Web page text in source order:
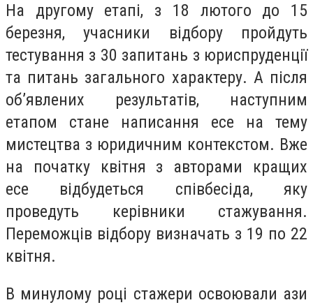
На другому етапі, з 18 лютого до 15
березня, учасники відбору пройдуть
тестування з 30 запитань з юриспруденції
та питань загального характеру. А після
об’явлених результатів, наступним
етапом стане написання есе на тему
мистецтва з юридичним контекстом. Вже
на початку квітня з авторами кращих
есе відбудеться співбесіда, яку
проведуть керівники стажування.
Переможців відбору визначать з 19 по 22
квітня.
В минулому році стажери освоювали ази